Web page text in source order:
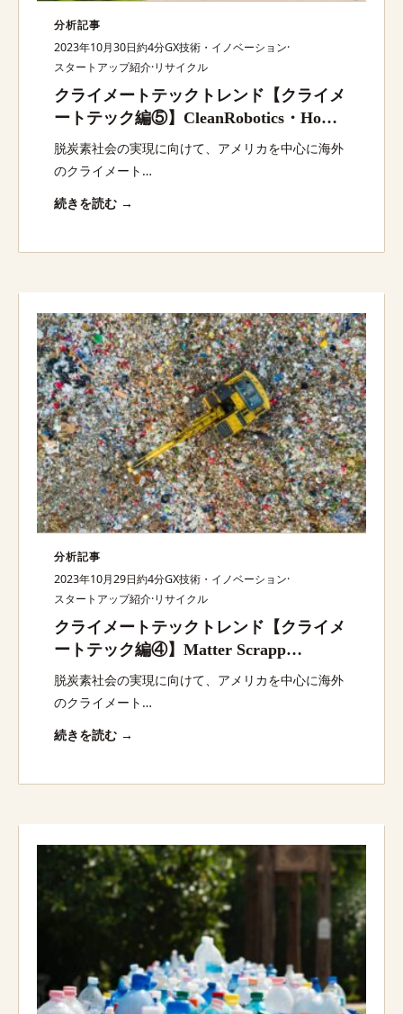
分析記事
2023年10月30日約4分GX技術・イノベーション·
スタートアップ紹介·リサイクル
クライメートテックトレンド【クライメ
ートテック編⑤】CleanRobotics・Home
Biogas・Re-Fresh Globalほか：脱炭素ス
タートアップ最新動向
脱炭素社会の実現に向けて、アメリカを中心に海外
のクライメート…
続きを読む →
分析記事
2023年10月29日約4分GX技術・イノベーション·
スタートアップ紹介·リサイクル
クライメートテックトレンド【クライメ
ートテック編④】Matter Scrapp
Allonnia AEROPOWDER・Plotlogic・
Matterほか：脱炭素スタートアップ最新
脱炭素社会の実現に向けて、アメリカを中心に海外
のクライメート…
続きを読む →